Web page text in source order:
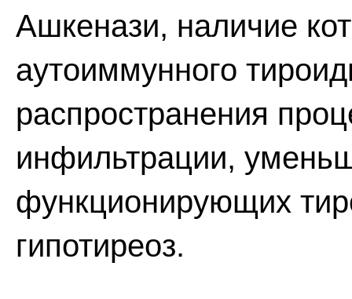
Ашкенази, наличие
аутоиммунного
распространения
инфильтрации,
функционирующих
гипотиреоз.